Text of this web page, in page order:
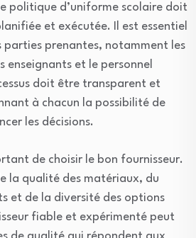
politique d’uniforme scolaire doit
et exécutée. Il est essentiel
parties prenantes, notamment les
enseignants et le personnel
doit être transparent et
à chacun la possibilité de
les décisions.
de choisir le bon fournisseur.
la qualité des matériaux, du
et de la diversité des options
fiable et expérimenté peut